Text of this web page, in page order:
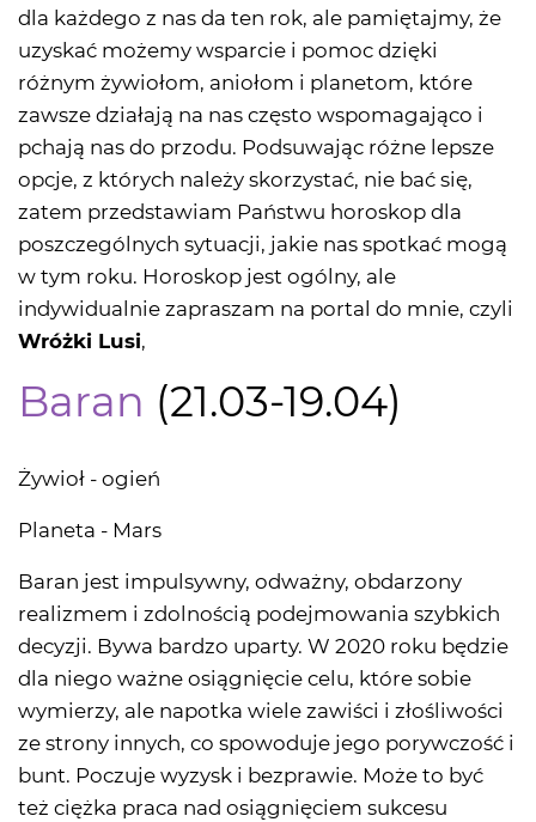
dla każdego z nas da ten rok, ale pamiętajmy, że
uzyskać możemy wsparcie i pomoc dzięki
różnym żywiołom, aniołom i planetom, które
zawsze działają na nas często wspomagająco i
pchają nas do przodu. Podsuwając różne lepsze
opcje, z których należy skorzystać, nie bać się,
zatem przedstawiam Państwu horoskop dla
poszczególnych sytuacji, jakie nas spotkać mogą
w tym roku. Horoskop jest ogólny, ale
indywidualnie zapraszam na portal do mnie, czyli
Wróżki Lusi,
Baran (21.03-19.04)
Żywioł - ogień
Planeta - Mars
Baran jest impulsywny, odważny, obdarzony
realizmem i zdolnością podejmowania szybkich
decyzji. Bywa bardzo uparty. W 2020 roku będzie
dla niego ważne osiągnięcie celu, które sobie
wymierzy, ale napotka wiele zawiści i złośliwości
ze strony innych, co spowoduje jego porywczość i
bunt. Poczuje wyzysk i bezprawie. Może to być
też ciężka praca nad osiągnięciem sukcesu